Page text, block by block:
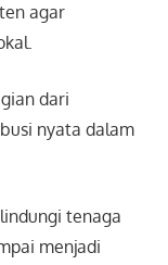
agar
dari
nyata dalam
tenaga
menjadi